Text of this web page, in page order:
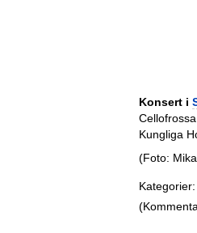
Konsert i
Kungliga
(Foto:
Kategorier: